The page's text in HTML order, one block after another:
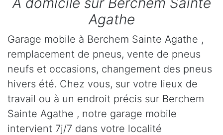
Agathe
Garage mobile à Berchem Sainte Agathe ,
remplacement de pneus, vente de pneus
neufs et occasions, changement des pneus
hivers été. Chez vous, sur votre lieux de
travail ou à un endroit précis sur Berchem
Sainte Agathe , notre garage mobile
intervient 7j/7 dans votre localité